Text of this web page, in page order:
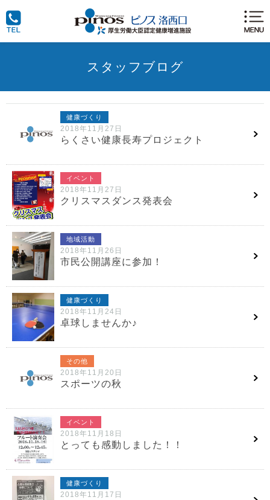
スタッフブログ
健康づくり
2018年11月27日
らくさい健康長寿プロジェクト
イベント
2018年11月27日
クリスマスダンス発表会
地域活動
2018年11月26日
市民公開講座に参加！
健康づくり
2018年11月24日
卓球しませんか♪
その他
2018年11月20日
スポーツの秋
イベント
2018年11月18日
とっても感動しました！！
健康づくり
2018年11月17日